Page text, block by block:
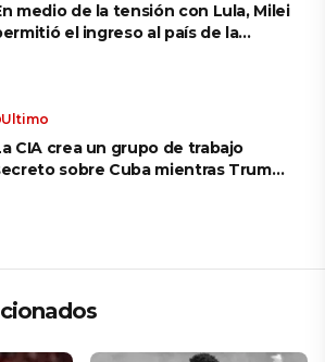
medio de la tensión con Lula, Milei
el ingreso al país de la
Ultimo
CIA crea un grupo de trabajo
sobre Cuba mientras Trump